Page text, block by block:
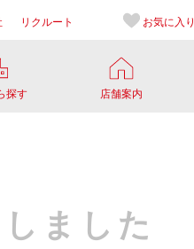
リクルート お気に入り
探す 店舗案内
ました